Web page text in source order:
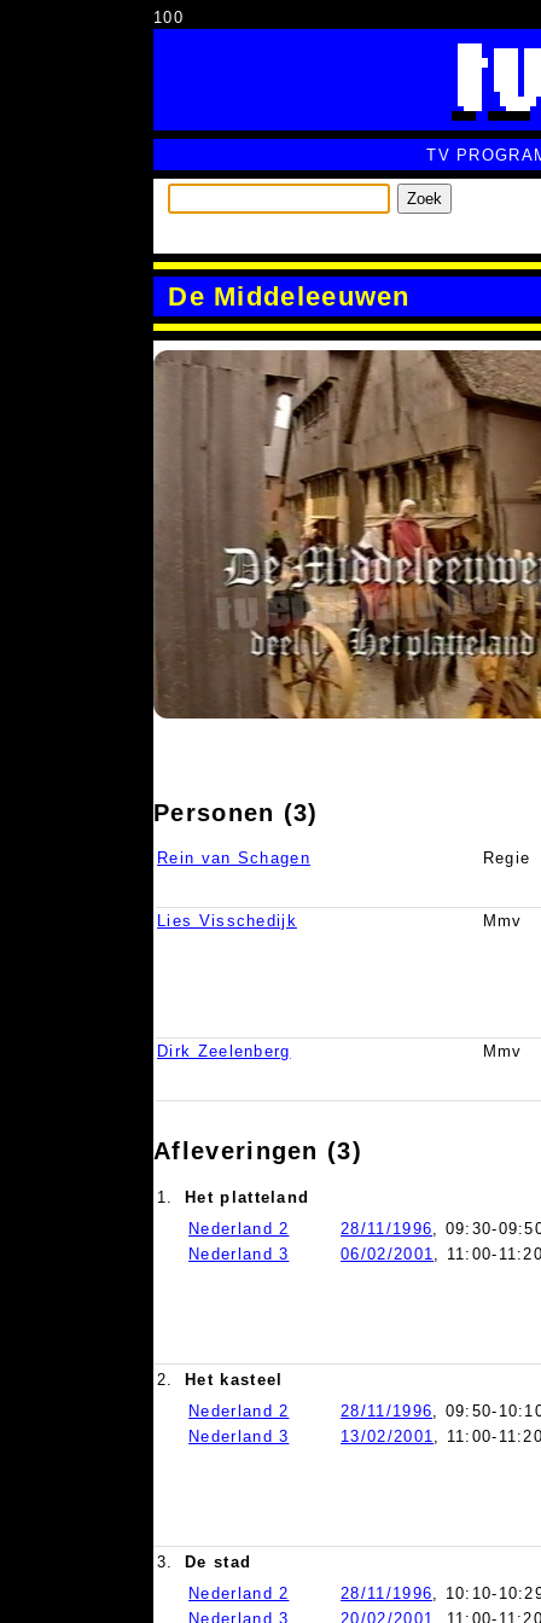
100
TV
Zoek
De Middeleeuwen
Personen (3)
Rein van Schagen Regie
Lies Visschedijk Mmv
Dirk Zeelenberg Mmv
Afleveringen (3)
1.
Het platteland
Nederland 2
28/11/1996 , 09:30-
Nederland 3
06/02/2001 , 11:00-
2.
Het kasteel
Nederland 2
28/11/1996 , 09:50-
Nederland 3
13/02/2001 , 11:00-
3.
De stad
Nederland 2
28/11/1996 , 10:10-
Nederland 3
20/02/2001 , 11:00-